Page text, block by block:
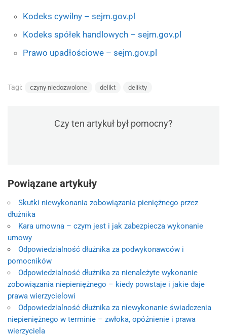
Kodeks cywilny – sejm.gov.pl
Kodeks spółek handlowych – sejm.gov.pl
Prawo upadłościowe – sejm.gov.pl
Tagi: czyny niedozwolone delikt delikty
Czy ten artykuł był pomocny?
Powiązane artykuły
Skutki niewykonania zobowiązania pieniężnego przez
dłużnika
Kara umowna – czym jest i jak zabezpiecza wykonanie
umowy
Odpowiedzialność dłużnika za podwykonawców i
pomocników
Odpowiedzialność dłużnika za nienależyte wykonanie
zobowiązania niepieniężnego – kiedy powstaje i jakie daje
prawa wierzycielowi
Odpowiedzialność dłużnika za niewykonanie świadczenia
niepieniężnego w terminie – zwłoka, opóźnienie i prawa
wierzyciela